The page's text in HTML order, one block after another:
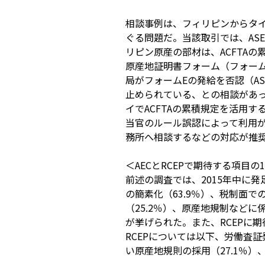
相談事例は、フィリピンからタ
ぐる問題だ。当該取引では、
リピン原産の部材は、ACFTA
原産地証明書フォーム（フォー
局がフォームEの発給を否認（
止められている、との相談があ
イでACFTAの累積規定を活用
当官のルール誤認によって利用
務所へ相談するなどの対応が推
＜AECとRCEPで期待する項目の
前述の調査では、2015年中に発
の簡素化（63.9％）、税制面で
（25.2％）、原産地規制など
が挙げられた。また、RCEPに
RCEPについては以下、労働査
い原産地規則の採用（27.1％）